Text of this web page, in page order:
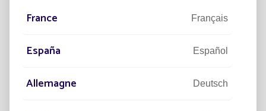
02/09/2025EXPERTISE
Éclairage public solaire : la liberté
France Français
España Español
Allemagne Deutsch